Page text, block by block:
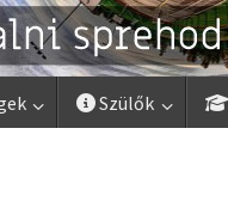
Szülők